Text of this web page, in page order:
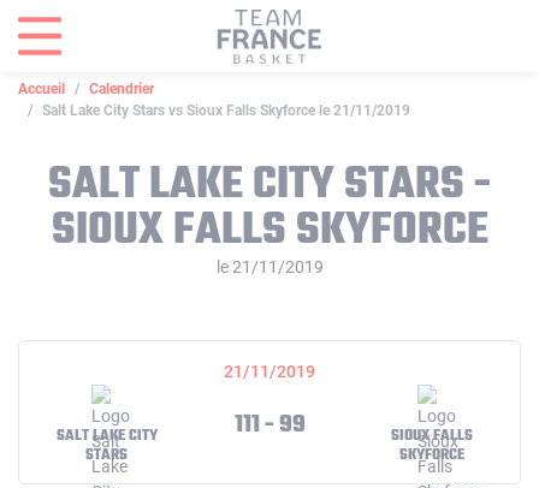
Accueil
Calendrier
Salt Lake City Stars vs Sioux Falls Skyforce le 21/11/2019
SALT LAKE CITY STARS -
SIOUX FALLS SKYFORCE
le 21/11/2019
21/11/2019
SALT LAKE CITY
STARS
111 - 99
SIOUX FALLS
SKYFORCE
Panneau de gestion des cookies